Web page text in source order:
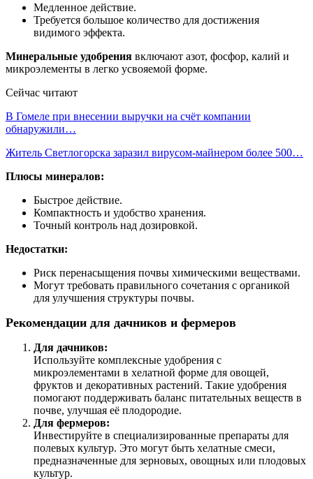
Медленное действие.
Требуется большое количество для достижения
видимого эффекта.
Минеральные удобрения включают азот, фосфор, калий и
микроэлементы в легко усвояемой форме.
Сейчас читают
В Гомеле при внесении выручки на счёт компании
обнаружили…
Житель Светлогорска заразил вирусом-майнером более 500…
Плюсы минералов:
Быстрое действие.
Компактность и удобство хранения.
Точный контроль над дозировкой.
Недостатки:
Риск перенасыщения почвы химическими веществами.
Могут требовать правильного сочетания с органикой
для улучшения структуры почвы.
Рекомендации для дачников и фермеров
Для дачников:
Используйте комплексные удобрения с
микроэлементами в хелатной форме для овощей,
фруктов и декоративных растений. Такие удобрения
помогают поддерживать баланс питательных веществ в
почве, улучшая её плодородие.
Для фермеров:
Инвестируйте в специализированные препараты для
полевых культур. Это могут быть хелатные смеси,
предназначенные для зерновых, овощных или плодовых
культур.